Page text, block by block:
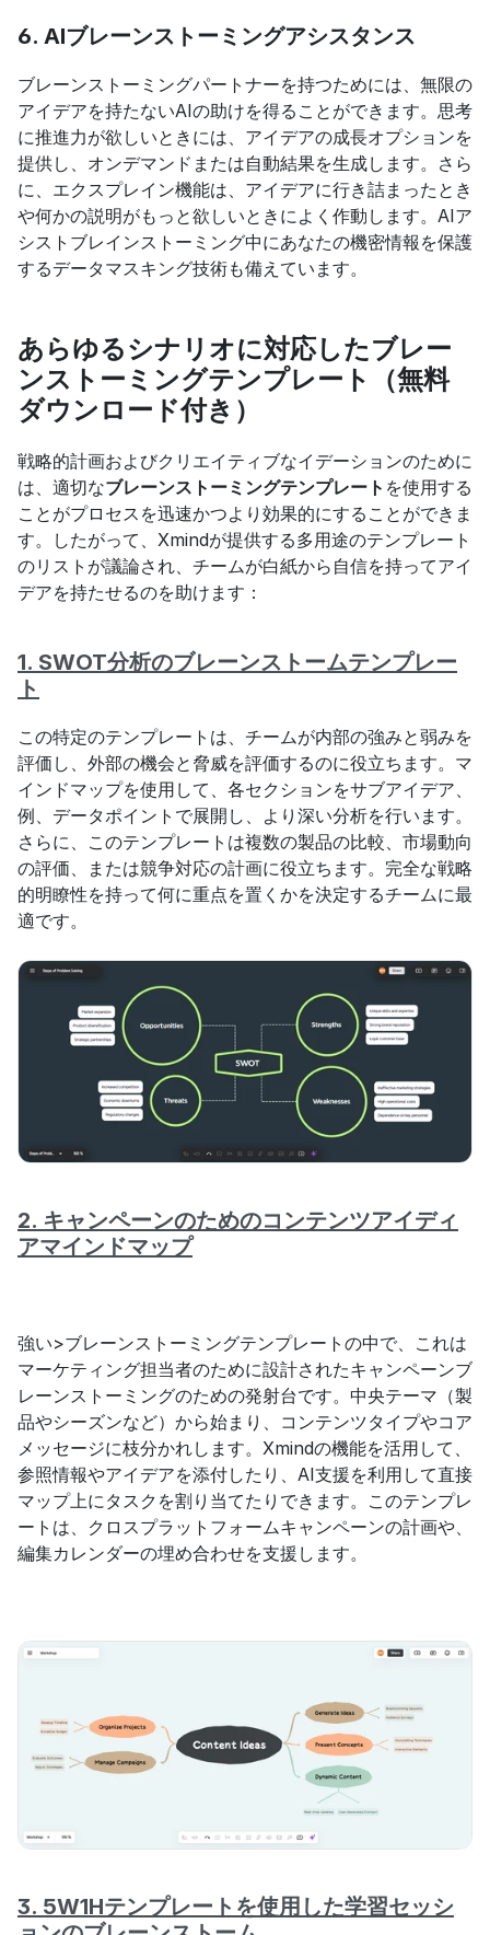
6. AIブレーンストーミングアシスタンス
ブレーンストーミングパートナーを持つためには、無限の
アイデアを持たないAIの助けを得ることができます。思考
に推進力が欲しいときには、アイデアの成長オプションを
提供し、オンデマンドまたは自動結果を生成します。さら
に、エクスプレイン機能は、アイデアに行き詰まったとき
や何かの説明がもっと欲しいときによく作動します。AIア
シストブレインストーミング中にあなたの機密情報を保護
するデータマスキング技術も備えています。
あらゆるシナリオに対応したブレー
ンストーミングテンプレート（無料
ダウンロード付き）
戦略的計画およびクリエイティブなイデーションのために
は、適切なブレーンストーミングテンプレート を使用する
ことがプロセスを迅速かつより効果的にすることができま
す。したがって、Xmindが提供する多用途のテンプレート
のリストが議論され、チームが白紙から自信を持ってアイ
デアを持たせるのを助けます：
1. SWOT分析のブレーンストームテンプレー
ト
この特定のテンプレートは、チームが内部の強みと弱みを
評価し、外部の機会と脅威を評価するのに役立ちます。マ
インドマップを使用して、各セクションをサブアイデア、
例、データポイントで展開し、より深い分析を行います。
さらに、このテンプレートは複数の製品の比較、市場動向
の評価、または競争対応の計画に役立ちます。完全な戦略
的明瞭性を持って何に重点を置くかを決定するチームに最
適です。
2. キャンペーンのためのコンテンツアイディ
アマインドマップ
強い>ブレーンストーミングテンプレートの中で、これは
マーケティング担当者のために設計されたキャンペーンブ
レーンストーミングのための発射台です。中央テーマ（製
品やシーズンなど）から始まり、コンテンツタイプやコア
メッセージに枝分かれします。Xmindの機能を活用して、
参照情報やアイデアを添付したり、AI支援を利用して直接
マップ上にタスクを割り当てたりできます。このテンプレ
ートは、クロスプラットフォームキャンペーンの計画や、
編集カレンダーの埋め合わせを支援します。
3. 5W1Hテンプレートを使用した学習セッシ